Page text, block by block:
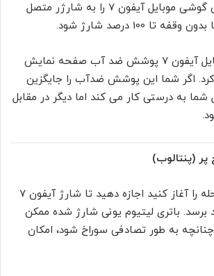
دست بدهد و سپس گوشی موبایل آیفون 7 را به شارژر متصل
تا 100 درصد شارژ شود.
باز کردن گوشی موبایل آیفون 7 پوشش ضد آب صفحه نمایش
کرد. اگر شما این پوشش ضدآب را جایگزین
شما به درستی کار می کند اما دیگر در مقابل
قبل از اینکه این مرحله را آغاز کنید اجازه دهید تا شارژ آیفون 7
زیر 25 درصد برسد. باتری لیتیوم یونی شارژ شده ممکن
به طور تصادفی سوراخ شود، امکان